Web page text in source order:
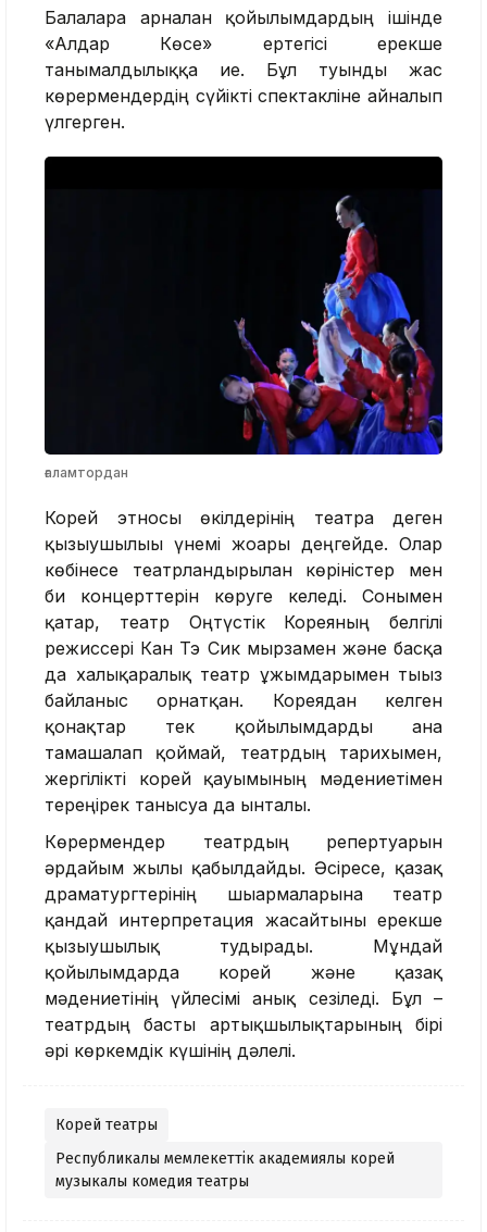
Балаларға арналған қойылымдардың ішінде
«Алдар Көсе» ертегісі ерекше
танымалдылыққа ие. Бұл туынды жас
көрермендердің сүйікті спектакліне айналып
үлгерген.
ғаламтордан
Корей этносы өкілдерінің театрға деген
қызығушылығы үнемі жоғары деңгейде. Олар
көбінесе театрландырылған көріністер мен
би концерттерін көруге келеді. Сонымен
қатар, театр Оңтүстік Кореяның белгілі
режиссері Кан Тэ Сик мырзамен және басқа
да халықаралық театр ұжымдарымен тығыз
байланыс орнатқан. Кореядан келген
қонақтар тек қойылымдарды ғана
тамашалап қоймай, театрдың тарихымен,
жергілікті корей қауымының мәдениетімен
тереңірек танысуға да ынталы.
Көрермендер театрдың репертуарын
әрдайым жылы қабылдайды. Әсіресе, қазақ
драматургтерінің шығармаларына театр
қандай интерпретация жасайтыны ерекше
қызығушылық тудырады. Мұндай
қойылымдарда корей және қазақ
мәдениетінің үйлесімі анық сезіледі. Бұл –
театрдың басты артықшылықтарының бірі
әрі көркемдік күшінің дәлелі.
Корей театры
Республикалық мемлекеттік академиялық корей
музыкалық комедия театры